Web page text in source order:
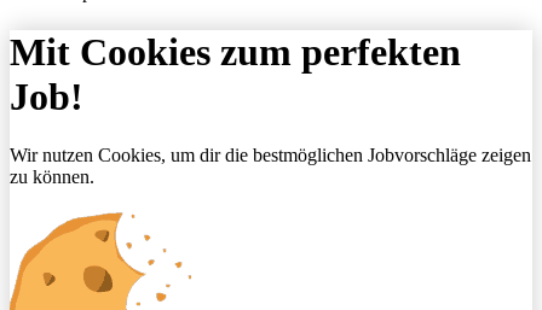
Mit Cookies zum perfekten
Job!
Wir nutzen Cookies, um dir die bestmöglichen Jobvorschläge zeigen
zu können.